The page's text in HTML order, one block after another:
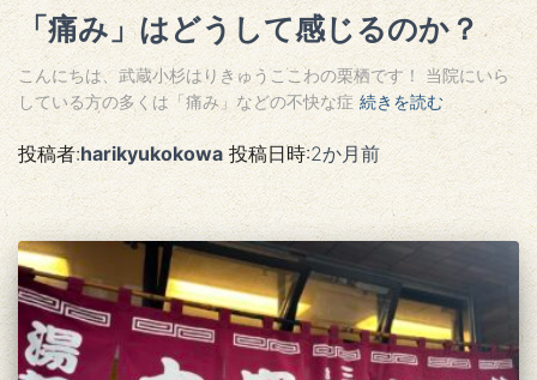
「痛み」はどうして感じるのか？
こんにちは、武蔵小杉はりきゅうここわの栗栖です！ 当院にいら
している方の多くは「痛み」などの不快な症 続きを読む
投稿者:harikyukokowa 投稿日時:2か月前